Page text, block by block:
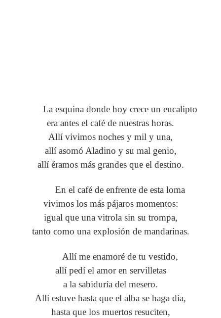
La esquina donde hoy crece un eucalipto
era antes el café de nuestras horas.
Allí vivimos noches y mil y una,
allí asomó Aladino y su mal genio,
allí éramos más grandes que el destino.
En el café de enfrente de esta loma
vivimos los más pájaros momentos:
igual que una vitrola sin su trompa,
tanto como una explosión de mandarinas.
Allí me enamoré de tu vestido,
allí pedí el amor en servilletas
a la sabiduría del mesero.
Allí estuve hasta que el alba se haga día,
hasta que los muertos resuciten,